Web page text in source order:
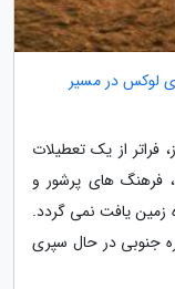
جنوبی نوروز 1405: سفری لوکس در مسیر
فراتر از یک تعطیلات
فرهنگ های پرشور و
زمین یافت نمی گردد.
جنوبی در حال سپری